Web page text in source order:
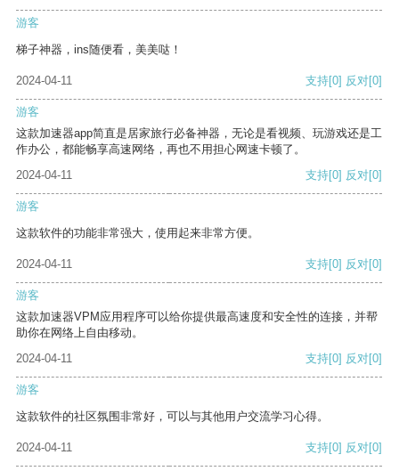
游客
梯子神器，ins随便看，美美哒！
2024-04-11 支持[0] 反对[0]
游客
这款加速器app简直是居家旅行必备神器，无论是看视频、玩游戏还是工
作办公，都能畅享高速网络，再也不用担心网速卡顿了。
2024-04-11
支持[0] 反对[0]
游客
这款软件的功能非常强大，使用起来非常方便。
2024-04-11 支持[0] 反对[0]
游客
这款加速器VPM应用程序可以给你提供最高速度和安全性的连接，并帮
助你在网络上自由移动。
2024-04-11
支持[0] 反对[0]
游客
这款软件的社区氛围非常好，可以与其他用户交流学习心得。
2024-04-11 支持[0] 反对[0]